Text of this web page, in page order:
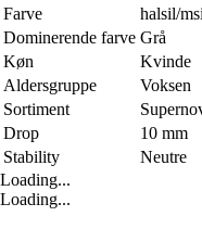
Farve
halsil/
Dominerende farve Grå
Køn
Kvinde
Aldersgruppe
Voksen
Sortiment
Drop
10 mm
Stability
Neutre
Loading...
Loading...